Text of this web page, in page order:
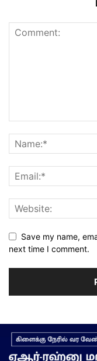
Save my name,
next time I comment.